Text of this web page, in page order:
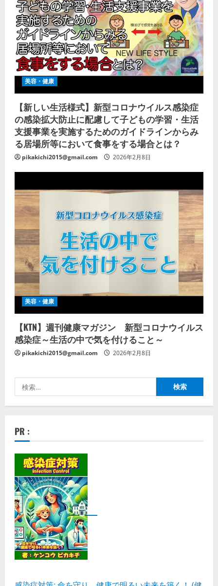
美容・健康
【新しい生活様式】新型コロナウイルス感染症
の感染拡大防止に配慮して子どもの学習・生活
支援事業を実施するためのガイドラインからみ
る居場所等において食事をする場合とは？
pikakichi2015@gmail.com 2026年2月8日
美容・健康
【KTN】週刊健康マガジン 新型コロナウイルス
感染症～生活の中で気を付けること～
pikakichi2015@gmail.com 2026年2月8日
索:
PR :